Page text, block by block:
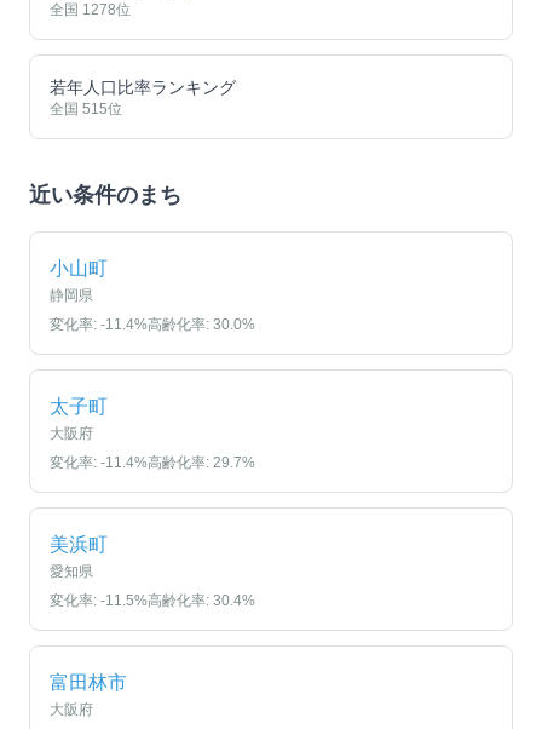
全国 1278位
若年人口比率ランキング
全国 515位
近い条件のまち
小山町
静岡県
変化率: -11.4%高齢化率: 30.0%
太子町
大阪府
変化率: -11.4%高齢化率: 29.7%
美浜町
愛知県
変化率: -11.5%高齢化率: 30.4%
富田林市
大阪府